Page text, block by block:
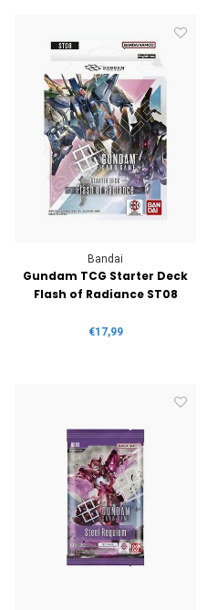
Bandai
Gundam TCG Starter Deck
Flash of Radiance ST08
€17,99